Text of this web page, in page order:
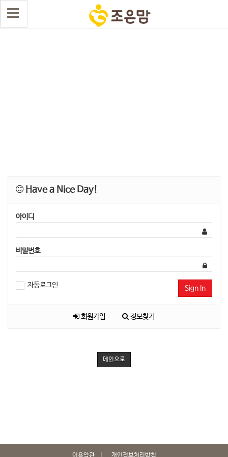
Have a Nice Day!
아이디
비밀번호
자동로그인 Sign In
회원가입 정보찾기
메인으로
이용약관 개인정보처리방침